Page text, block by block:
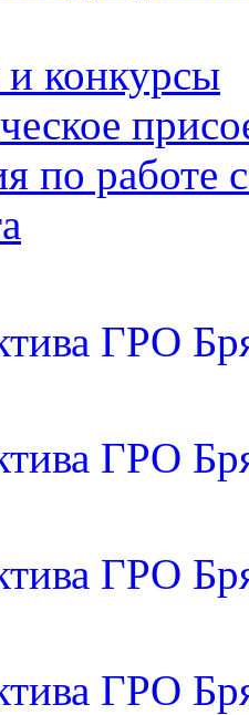
конкурсы
по работе
ГРО
ГРО
ГРО
ГРО